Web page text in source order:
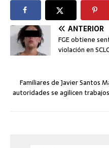
ANTERIOR
FGE obtiene
violación en
Familiares de Javier Santos
autoridades se agilicen